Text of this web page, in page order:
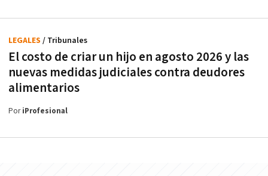
El costo de criar un hijo en agosto 2026 y las
nuevas medidas judiciales contra deudores
alimentarios
LEGALES / Tribunales
PoriProfesional